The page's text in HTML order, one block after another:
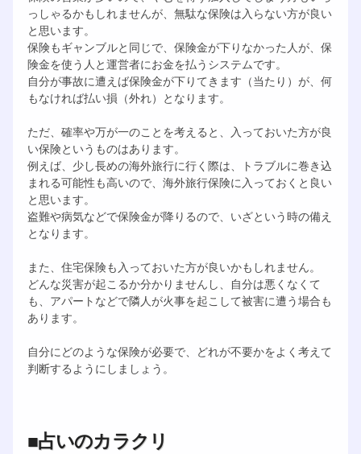
っしゃるかもしれませんが、無駄な保険は入らない方が良い
と思います。
保険もギャンブルと同じで、保険金が下りなかった人が、保
険金を使う人と運営者にお金を払うシステムです。
自分が事故に遭えば保険金が下りてきます（当たり）が、何
もなければ払い損（外れ）となります。
ただ、確率や万が一のことを考えると、入っておいた方が良
い保険というものはあります。
例えば、少し長めの海外旅行に行く際は、トラブルに巻き込
まれる可能性も高いので、海外旅行保険に入っておくと良い
と思います。
盗難や病気などで保険金が降りるので、いざという時の備え
となります。
また、住宅保険も入っておいた方が良いかもしれません。
どんな災害が起こるか分かりませんし、自分は悪くなくて
も、アパートなどで隣人が火事を起こして被害に遭う場合も
あります。
自分にどのような保険が必要で、どれが不要かをよく考えて
判断するようにしましょう。
■占いのカラクリ